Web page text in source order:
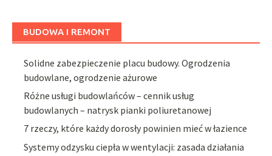
BUDOWA I REMONT
Solidne zabezpieczenie placu budowy. Ogrodzenia
budowlane, ogrodzenie ażurowe
Różne usługi budowlańców – cennik usług
budowlanych – natrysk pianki poliuretanowej
7 rzeczy, które każdy dorosły powinien mieć w łazience
Systemy odzysku ciepła w wentylacji: zasada działania